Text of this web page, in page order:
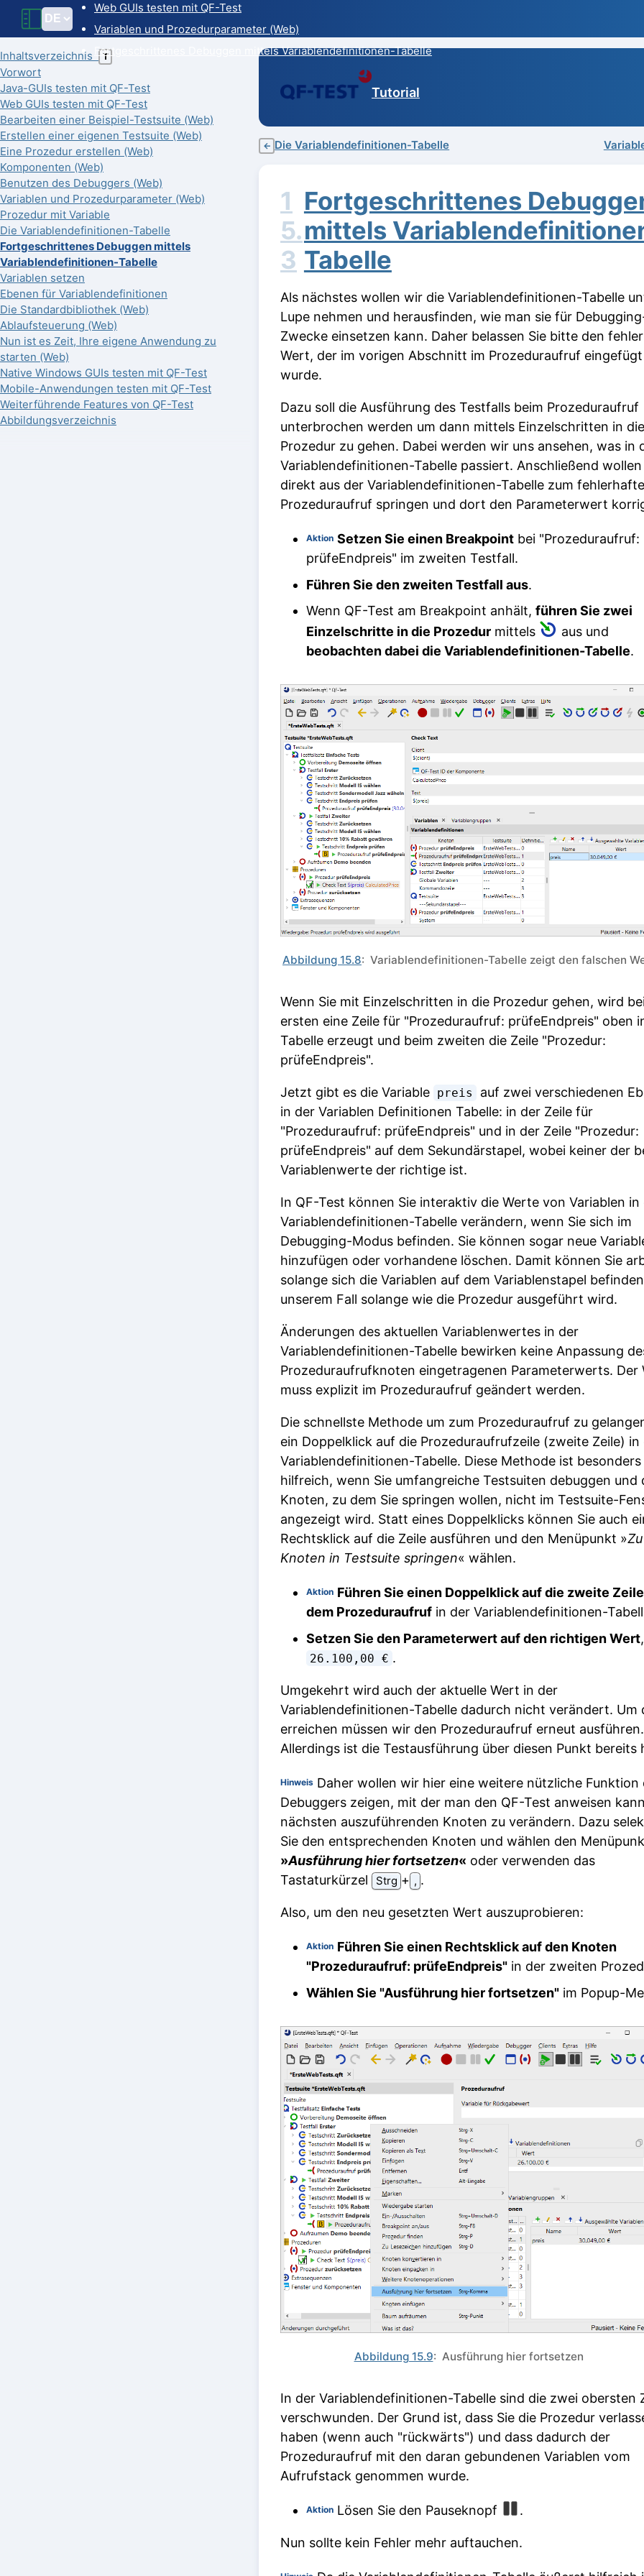
Web GUIs testen mit QF-Test
Variablen und Prozedurparameter (Web)
Fortgeschrittenes Debuggen mittels Variablendefinitionen-Tabelle
Tutorial
Inhaltsverzeichnis T
Vorwort
Java-GUIs testen mit QF-Test
Web GUIs testen mit QF-Test
Bearbeiten einer Beispiel-Testsuite (Web)
Erstellen einer eigenen Testsuite (Web)
Eine Prozedur erstellen (Web)
Komponenten (Web)
Benutzen des Debuggers (Web)
Variablen und Prozedurparameter (Web)
Prozedur mit Variable
Die Variablendefinitionen-Tabelle
Fortgeschrittenes Debuggen mittels
Variablendefinitionen-Tabelle
Variablen setzen
Ebenen für Variablendefinitionen
Die Standardbibliothek (Web)
Ablaufsteuerung (Web)
Nun ist es Zeit, Ihre eigene Anwendung zu
starten (Web)
Native Windows GUIs testen mit QF-Test
Mobile-Anwendungen testen mit QF-Test
Weiterführende Features von QF-Test
Abbildungsverzeichnis
← Die Variablendefinitionen-Tabelle
1
5.
3
Fortgeschrittenes
mittels
Tabelle
Als nächstes wollen wir die Variablendefinitionen-Tabelle
Lupe nehmen und herausfinden, wie man sie für
Zwecke einsetzen kann. Daher belassen Sie bitte den
Wert, der im vorigen Abschnitt im Prozeduraufruf eingefügt
wurde.
Dazu soll die Ausführung des Testfalls beim Prozeduraufruf
unterbrochen werden um dann mittels Einzelschritten in die
Prozedur zu gehen. Dabei werden wir uns ansehen, was in
Variablendefinitionen-Tabelle passiert. Anschließend
direkt aus der Variablendefinitionen-Tabelle zum
Prozeduraufruf springen und dort den Parameterwert
Aktion Setzen Sie einen Breakpoint bei "Prozeduraufruf:
prüfeEndpreis" im zweiten Testfall.
Führen Sie den zweiten Testfall aus.
Wenn QF-Test am Breakpoint anhält, führen Sie zwei
Einzelschritte in die Prozedur mittels
aus und
beobachten dabei die Variablendefinitionen-Tabelle.
Abbildung 15.8: Variablendefinitionen-Tabelle zeigt den falschen
Wenn Sie mit Einzelschritten in die Prozedur gehen, wird
ersten eine Zeile für "Prozeduraufruf: prüfeEndpreis" oben
Tabelle erzeugt und beim zweiten die Zeile "Prozedur:
prüfeEndpreis".
Jetzt gibt es die Variable preis
auf zwei verschiedenen
in der Variablen Definitionen Tabelle: in der Zeile für
"Prozeduraufruf: prüfeEndpreis" und in der Zeile "Prozedur:
prüfeEndpreis" auf dem Sekundärstapel, wobei keiner der
Variablenwerte der richtige ist.
In QF-Test können Sie interaktiv die Werte von Variablen in
Variablendefinitionen-Tabelle verändern, wenn Sie sich im
Debugging-Modus befinden. Sie können sogar neue
hinzufügen oder vorhandene löschen. Damit können Sie
solange sich die Variablen auf dem Variablenstapel
unserem Fall solange wie die Prozedur ausgeführt wird.
Änderungen des aktuellen Variablenwertes in der
Variablendefinitionen-Tabelle bewirken keine Anpassung
Prozeduraufrufknoten eingetragenen Parameterwerts. Der
muss explizit im Prozeduraufruf geändert werden.
Die schnellste Methode um zum Prozeduraufruf zu
ein Doppelklick auf die Prozeduraufrufzeile (zweite Zeile) in
Variablendefinitionen-Tabelle. Diese Methode ist besonders
hilfreich, wenn Sie umfangreiche Testsuiten debuggen und
Knoten, zu dem Sie springen wollen, nicht im Testsuite-
angezeigt wird. Statt eines Doppelklicks können Sie auch
Rechtsklick auf die Zeile ausführen und den Menüpunkt »Zu
Knoten in Testsuite springen« wählen.
Aktion Führen Sie einen Doppelklick auf die zweite
dem Prozeduraufruf in der Variablendefinitionen-
Setzen Sie den Parameterwert auf den richtigen Wert
26.100,00 € .
Umgekehrt wird auch der aktuelle Wert in der
Variablendefinitionen-Tabelle dadurch nicht verändert. Um
erreichen müssen wir den Prozeduraufruf erneut ausführen.
Allerdings ist die Testausführung über diesen Punkt bereits
Hinweis Daher wollen wir hier eine weitere nützliche Funktion
Debuggers zeigen, mit der man den QF-Test anweisen
nächsten auszuführenden Knoten zu verändern. Dazu
Sie den entsprechenden Knoten und wählen den
»Ausführung hier fortsetzen« oder verwenden das
Tastaturkürzel
Strg ⁠+⁠ , .
Also, um den neu gesetzten Wert auszuprobieren:
Aktion Führen Sie einen Rechtsklick auf den Knoten
"Prozeduraufruf: prüfeEndpreis" in der zweiten
Wählen Sie "Ausführung hier fortsetzen" im Popup-
Abbildung 15.9: Ausführung hier fortsetzen
In der Variablendefinitionen-Tabelle sind die zwei obersten
verschwunden. Der Grund ist, dass Sie die Prozedur
haben (wenn auch "rückwärts") und dass dadurch der
Prozeduraufruf mit den daran gebundenen Variablen vom
Aufrufstack genommen wurde.
Aktion Lösen Sie den Pauseknopf .
Nun sollte kein Fehler mehr auftauchen.